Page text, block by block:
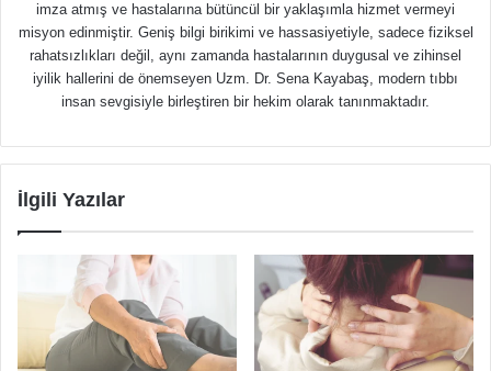
imza atmış ve hastalarına bütüncül bir yaklaşımla hizmet vermeyi
misyon edinmiştir. Geniş bilgi birikimi ve hassasiyetiyle, sadece fiziksel
rahatsızlıkları değil, aynı zamanda hastalarının duygusal ve zihinsel
iyilik hallerini de önemseyen Uzm. Dr. Sena Kayabaş, modern tıbbı
insan sevgisiyle birleştiren bir hekim olarak tanınmaktadır.
İlgili Yazılar